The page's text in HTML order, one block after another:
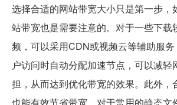
选择合适的网站带宽大小只是第一步，
站带宽也是需要注意的。对于一些下载
频，可以采用CDN或视频云等辅助服
户访问时自动分配加速节点，可以减轻
担，从而达到优化带宽的效果。此外，
也能有效节省带宽。对于常用的静态文